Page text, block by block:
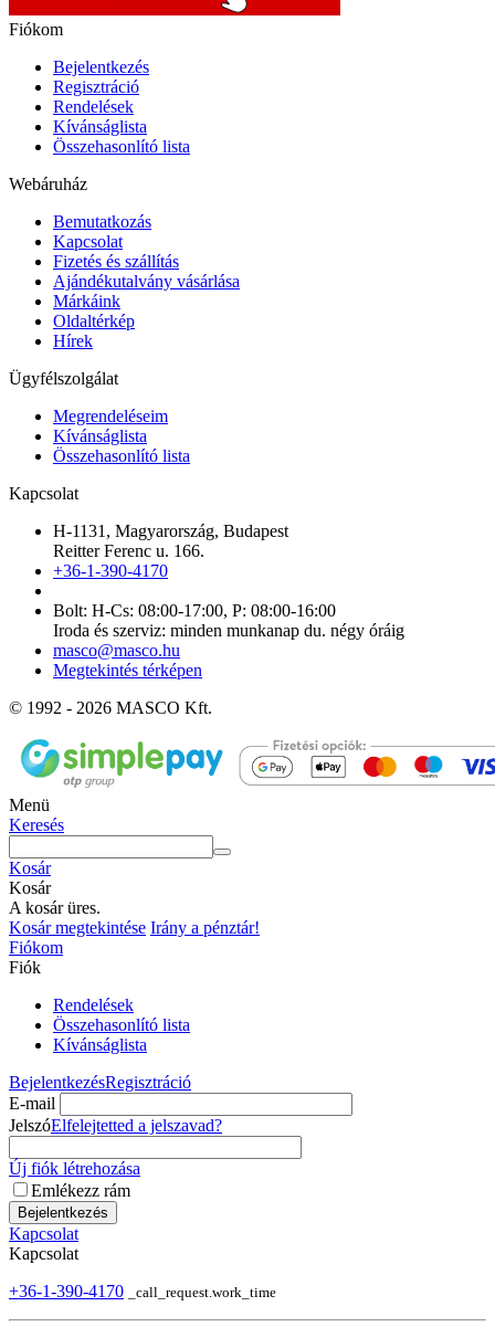
Fiókom
Bejelentkezés
Regisztráció
Rendelések
Kívánságlista
Összehasonlító lista
Webáruház
Bemutatkozás
Kapcsolat
Fizetés és szállítás
Ajándékutalvány vásárlása
Márkáink
Oldaltérkép
Hírek
Ügyfélszolgálat
Megrendeléseim
Kívánságlista
Összehasonlító lista
Kapcsolat
H-1131, Magyarország, Budapest
Reitter Ferenc u. 166.
+36-1-390-4170
Bolt: H-Cs: 08:00-17:00, P: 08:00-16:00
Iroda és szerviz: minden munkanap du. négy óráig
masco@masco.hu
Megtekintés térképen
© 1992 - 2026 MASCO Kft.
Menü
Keresés
Kosár
Kosár
A kosár üres.
Kosár megtekintése Irány a pénztár!
Fiókom
Fiók
Rendelések
Összehasonlító lista
Kívánságlista
BejelentkezésRegisztráció
E-mail
JelszóElfelejtetted a jelszavad?
Új fiók létrehozása
Emlékezz rám
Bejelentkezés
Kapcsolat
Kapcsolat
+36-1-390-4170
_call_request.work_time